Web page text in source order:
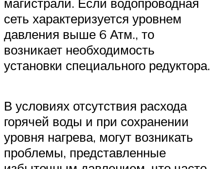
сеть характеризуется уровнем
давления выше 6 Атм., то
возникает необходимость
установки специального редуктора.
В условиях отсутствия расхода
горячей воды и при сохранении
уровня нагрева, могут возникать
проблемы, представленные